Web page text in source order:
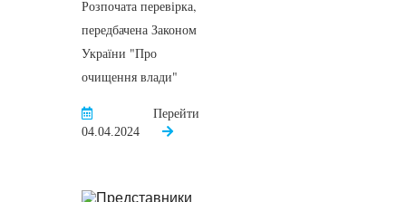
Розпочата перевірка,
передбачена Законом
України "Про
очищення влади"
04.04.2024
Перейти